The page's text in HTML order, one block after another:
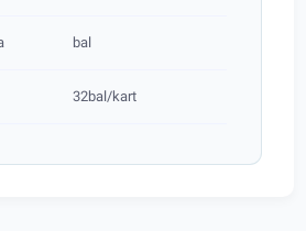
bal
32bal/kart